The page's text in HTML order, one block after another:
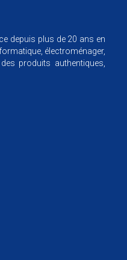
depuis plus de 20 ans en
électroménager,
produits authentiques,